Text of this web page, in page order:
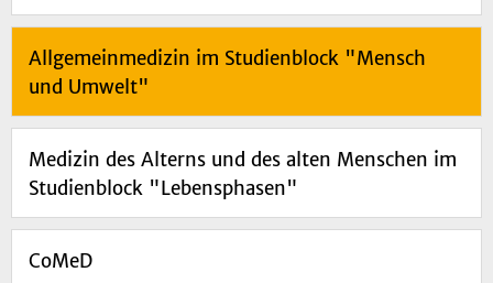
Allgemeinmedizin im Studienblock "Mensch
und Umwelt"
Medizin des Alterns und des alten Menschen im
Studienblock "Lebensphasen"
CoMeD